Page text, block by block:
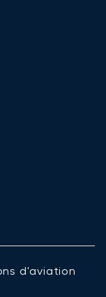
d'aviation